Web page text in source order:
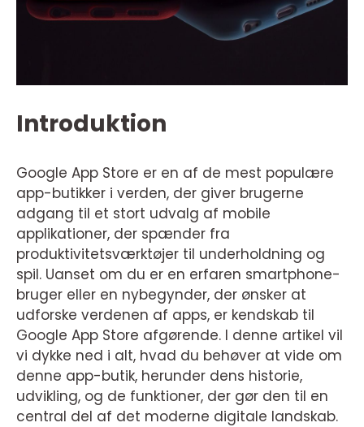
Introduktion
Google App Store er en af de mest populære
app-butikker i verden, der giver brugerne
adgang til et stort udvalg af mobile
applikationer, der spænder fra
produktivitetsværktøjer til underholdning og
spil. Uanset om du er en erfaren smartphone-
bruger eller en nybegynder, der ønsker at
udforske verdenen af apps, er kendskab til
Google App Store afgørende. I denne artikel vil
vi dykke ned i alt, hvad du behøver at vide om
denne app-butik, herunder dens historie,
udvikling, og de funktioner, der gør den til en
central del af det moderne digitale landskab.